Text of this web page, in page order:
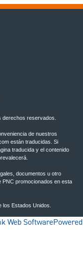
reservados.
de nuestros
están traducidas. Si
traducida y el contenido
documentos u otro
promocionados en esta
los Estados Unidos.
Powered